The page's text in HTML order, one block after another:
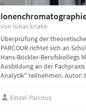
von lukas.knake
Überprüfung der
PARCOUR richtet sich an
Hans-Böckler-Berufskollegs
Ausbildung an der
Analytik" teilnehmen. Autor:
Einzel-Parcous